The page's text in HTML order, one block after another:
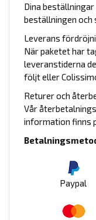
Dina
beställningen
Leverans
När paketet har
leveranstiderna
följt eller
Returer och
Vår
information finns
Paypal